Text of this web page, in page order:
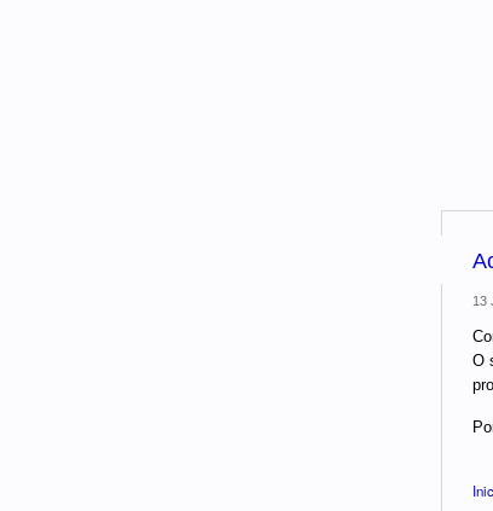
13
O